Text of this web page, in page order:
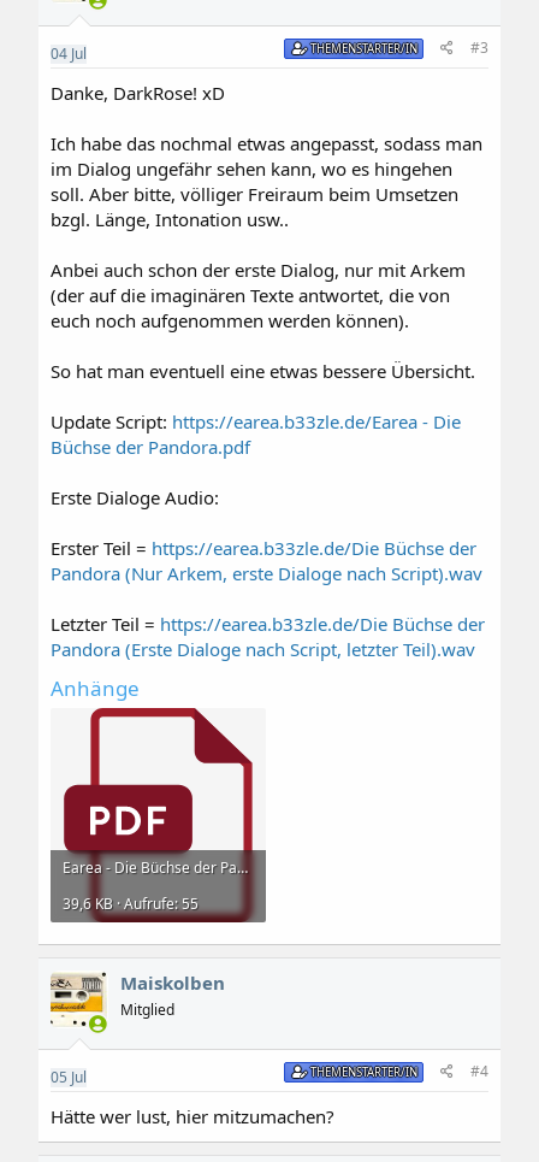
n
n
04 Jul THEMENSTARTER/IN #3
Danke, DarkRose! xD
Ich habe das nochmal etwas angepasst, sodass man
im Dialog ungefähr sehen kann, wo es hingehen
soll. Aber bitte, völliger Freiraum beim Umsetzen
bzgl. Länge, Intonation usw..
Anbei auch schon der erste Dialog, nur mit Arkem
(der auf die imaginären Texte antwortet, die von
euch noch aufgenommen werden können).
So hat man eventuell eine etwas bessere Übersicht.
Update Script: https://earea.b33zle.de/Earea - Die
Büchse der Pandora.pdf
Erste Dialoge Audio:
Erster Teil = https://earea.b33zle.de/Die Büchse der
Pandora (Nur Arkem, erste Dialoge nach Script).wav
Letzter Teil = https://earea.b33zle.de/Die Büchse der
Pandora (Erste Dialoge nach Script, letzter Teil).wav
Anhänge
Earea - Die Büchse der Pandora.pdf
39,6 KB · Aufrufe: 55
Maiskolben
Mitglied
05 Jul THEMENSTARTER/IN #4
Hätte wer lust, hier mitzumachen?